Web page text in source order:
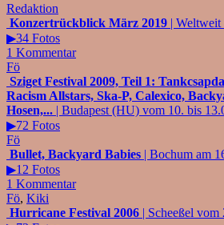
Redaktion
Konzertrückblick März 2019 |
▶34 Fotos
1 Kommentar
Fö
Sziget Festival 2009, Teil 1:
Racism Allstars, Ska-P, Calexico,
Hosen,... | Budapest (HU) vom 10. bis
▶72 Fotos
Fö
Bullet, Backyard Babies | Bochum am
▶12 Fotos
1 Kommentar
Fö, Kiki
Hurricane Festival 2006 | Scheeßel